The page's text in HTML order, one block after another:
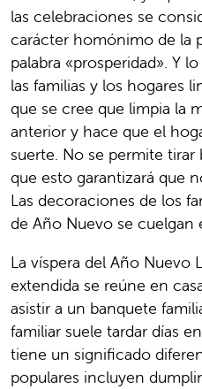
las celebraciones se
carácter homónimo de la
palabra «prosperidad». Y
las familias y los hogares
que se cree que limpia la
anterior y hace que el
suerte. No se permite tirar
que esto garantizará que
Las decoraciones de los
de Año Nuevo se cuelgan
La víspera del Año Nuevo
extendida se reúne en
asistir a un banquete
familiar suele tardar días
tiene un significado
populares incluyen